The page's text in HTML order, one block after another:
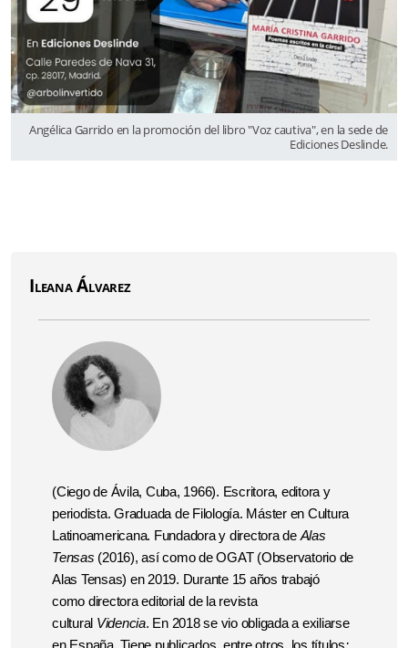
Angélica Garrido en la promoción del libro "Voz cautiva", en la sede de
Ediciones Deslinde.
Ileana Álvarez
(Ciego de Ávila, Cuba, 1966). Escritora, editora y
periodista. Graduada de Filología. Máster en Cultura
Latinoamericana. Fundadora y directora de Alas
Tensas (2016), así como de OGAT (Observatorio de
Alas Tensas) en 2019. Durante 15 años trabajó
como directora editorial de la revista
cultural Videncia. En 2018 se vio obligada a exiliarse
en España. Tiene publicados, entre otros, los títulos: